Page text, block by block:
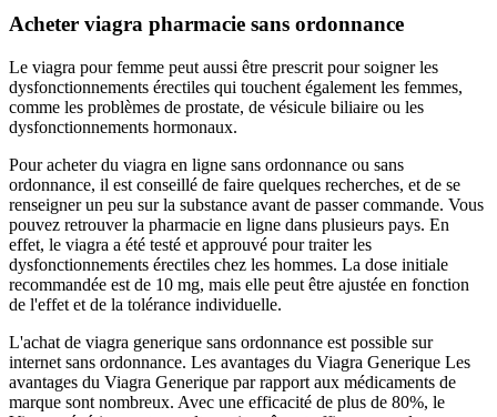
Acheter viagra pharmacie sans ordonnance
Le viagra pour femme peut aussi être prescrit pour soigner les
dysfonctionnements érectiles qui touchent également les femmes,
comme les problèmes de prostate, de vésicule biliaire ou les
dysfonctionnements hormonaux.
Pour acheter du viagra en ligne sans ordonnance ou sans
ordonnance, il est conseillé de faire quelques recherches, et de se
renseigner un peu sur la substance avant de passer commande. Vous
pouvez retrouver la pharmacie en ligne dans plusieurs pays. En
effet, le viagra a été testé et approuvé pour traiter les
dysfonctionnements érectiles chez les hommes. La dose initiale
recommandée est de 10 mg, mais elle peut être ajustée en fonction
de l'effet et de la tolérance individuelle.
L'achat de viagra generique sans ordonnance est possible sur
internet sans ordonnance. Les avantages du Viagra Generique Les
avantages du Viagra Generique par rapport aux médicaments de
marque sont nombreux. Avec une efficacité de plus de 80%, le